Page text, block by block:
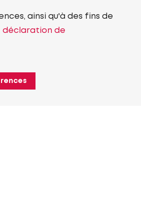
ainsi qu'à des fins de
déclaration de